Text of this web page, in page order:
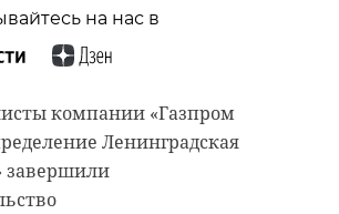
на нас в
компании «Газпром
Ленинградская
завершили